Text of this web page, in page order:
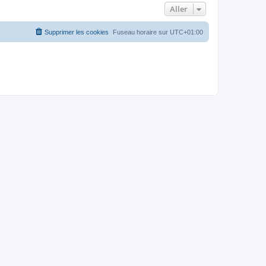
Aller
Fuseau horaire sur UTC+01:00
Supprimer les cookies